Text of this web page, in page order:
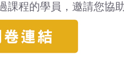
課程的學員，邀請您協